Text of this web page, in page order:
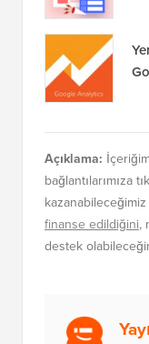
Açıklama:
bağlantılarımıza
destek
WordPress,
Pazarlama